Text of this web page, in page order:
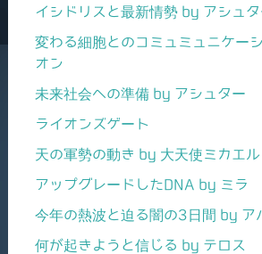
イシドリスと最新情勢 by アシュタ
変わる細胞とのコミュミュニケー
オン
未来社会への準備 by アシュター
ライオンズゲート
天の軍勢の動き by 大天使ミカエル
アップグレードしたDNA by ミラ
今年の熱波と迫る闇の3日間 by ア
何が起きようと信じる by テロス